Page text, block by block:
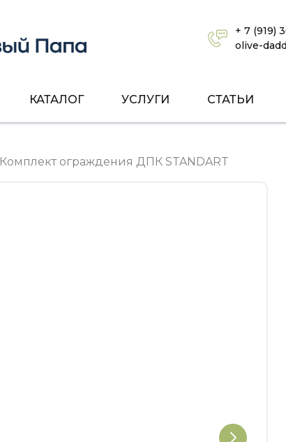
+ 7 (919)
olive-
КАТАЛОГ УСЛУГИ СТАТЬИ
Комплект ограждения ДПК STANDART